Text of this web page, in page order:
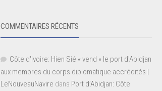
COMMENTAIRES RÉCENTS
Côte d'Ivoire: Hien Sié « vend » le port d'Abidjan
aux membres du corps diplomatique accrédités |
LeNouveauNavire dans Port d’Abidjan: Côte